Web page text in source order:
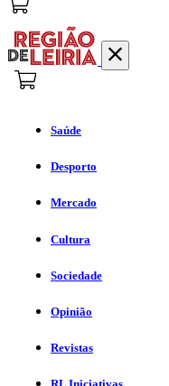
Saúde
Desporto
Mercado
Cultura
Sociedade
Opinião
Revistas